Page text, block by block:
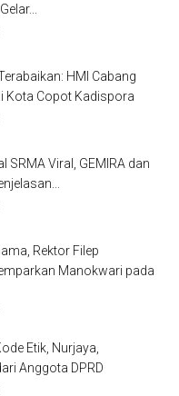
HMI Cabang
Kota Copot Kadispora
SRMA Viral, GEMIRA dan
Rektor Filep
Manokwari pada
Etik, Nurjaya,
Anggota DPRD